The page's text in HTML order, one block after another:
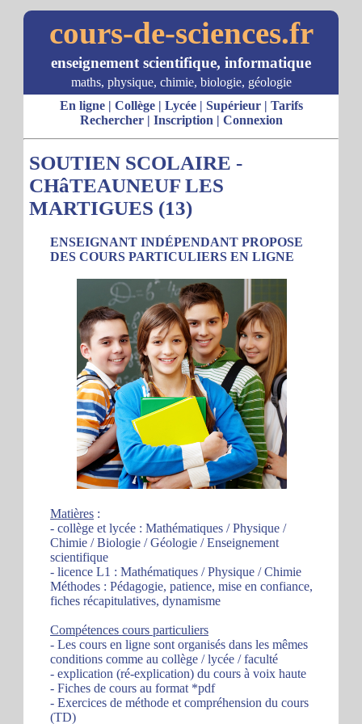
cours-de-sciences.fr
enseignement scientifique, informatique
maths, physique, chimie, biologie, géologie
En ligne| Collège| Lycée| Supérieur| Tarifs
Rechercher| Inscription | Connexion
SOUTIEN SCOLAIRE -
CHâTEAUNEUF LES
MARTIGUES (13)
ENSEIGNANT INDÉPENDANT PROPOSE
DES COURS PARTICULIERS EN LIGNE
Matières :
- collège et lycée : Mathématiques / Physique /
Chimie / Biologie / Géologie / Enseignement
scientifique
- licence L1 : Mathématiques / Physique / Chimie
Méthodes : Pédagogie, patience, mise en confiance,
fiches récapitulatives, dynamisme
Compétences cours particuliers
- Les cours en ligne sont organisés dans les mêmes
conditions comme au collège / lycée / faculté
- explication (ré-explication) du cours à voix haute
- Fiches de cours au format *pdf
- Exercices de méthode et compréhension du cours
(TD)